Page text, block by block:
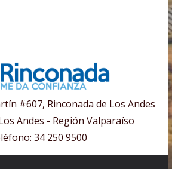
#607, Rinconada de Los Andes
Andes - Región Valparaíso
34 250 9500